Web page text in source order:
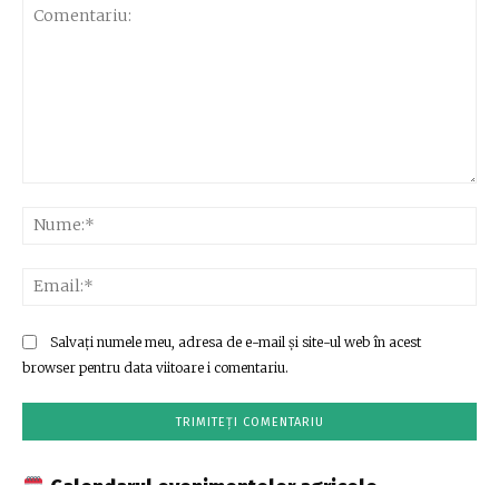
Salvați numele meu, adresa de e-mail și site-ul web în acest
browser pentru data viitoare i comentariu.